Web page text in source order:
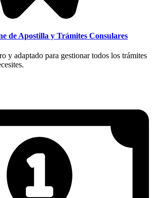
de Apostilla y Trámites Consulares
y adaptado para gestionar todos los trámites